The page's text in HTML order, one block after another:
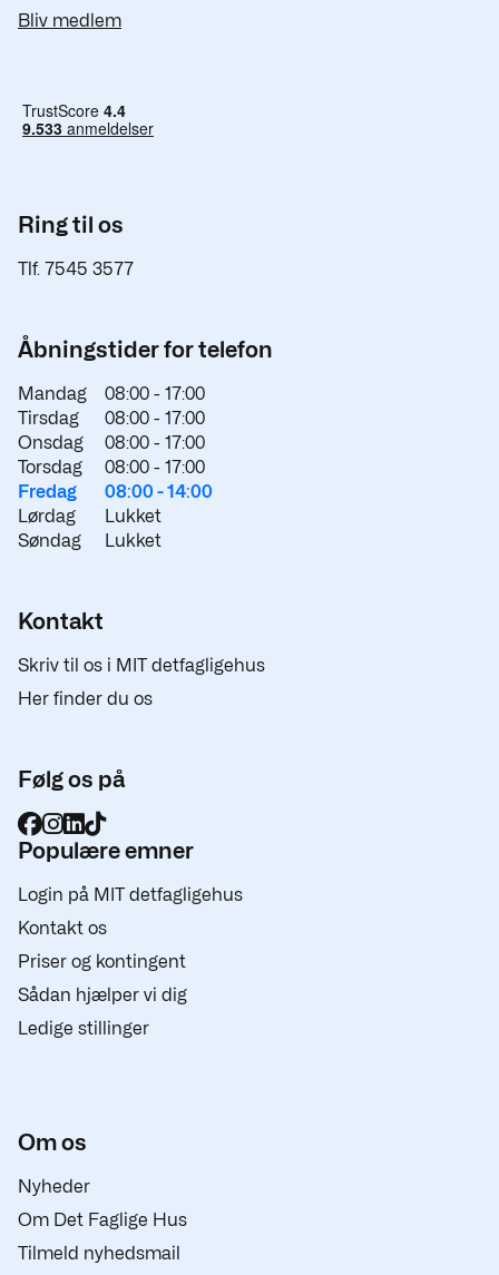
Bliv medlem
Ring til os
Tlf. 7545 3577
Åbningstider for telefon
Mandag 08:00 - 17:00
Tirsdag
08:00 - 17:00
Onsdag
08:00 - 17:00
Torsdag
08:00 - 17:00
Fredag
08:00 -14:00
Lørdag
Lukket
Søndag
Lukket
Kontakt
Skriv til os i MIT detfagligehus
Her finder du os
Følg os på
Populære emner
Login på MIT detfagligehus
Kontakt os
Priser og kontingent
Sådan hjælper vi dig
Ledige stillinger
Om os
Nyheder
Om Det Faglige Hus
Tilmeld nyhedsmail